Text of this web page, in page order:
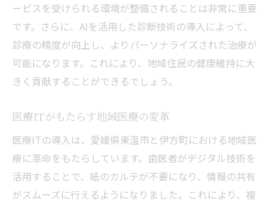
ービスを受けられる環境が整備されることは非常に重要
です。さらに、AIを活用した診断技術の導入によって、
診療の精度が向上し、よりパーソナライズされた治療が
可能になります。これにより、地域住民の健康維持に大
きく貢献することができるでしょう。
医療ITがもたらす地域医療の変革
医療ITの導入は、愛媛県東温市と伊方町における地域医
療に革命をもたらしています。歯医者がデジタル技術を
活用することで、紙のカルテが不要になり、情報の共有
がスムーズに行えるようになりました。これにより、複